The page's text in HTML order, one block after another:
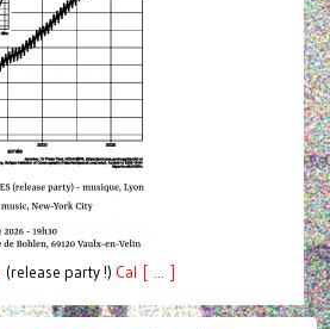
(release party !) Cal [ ... ]